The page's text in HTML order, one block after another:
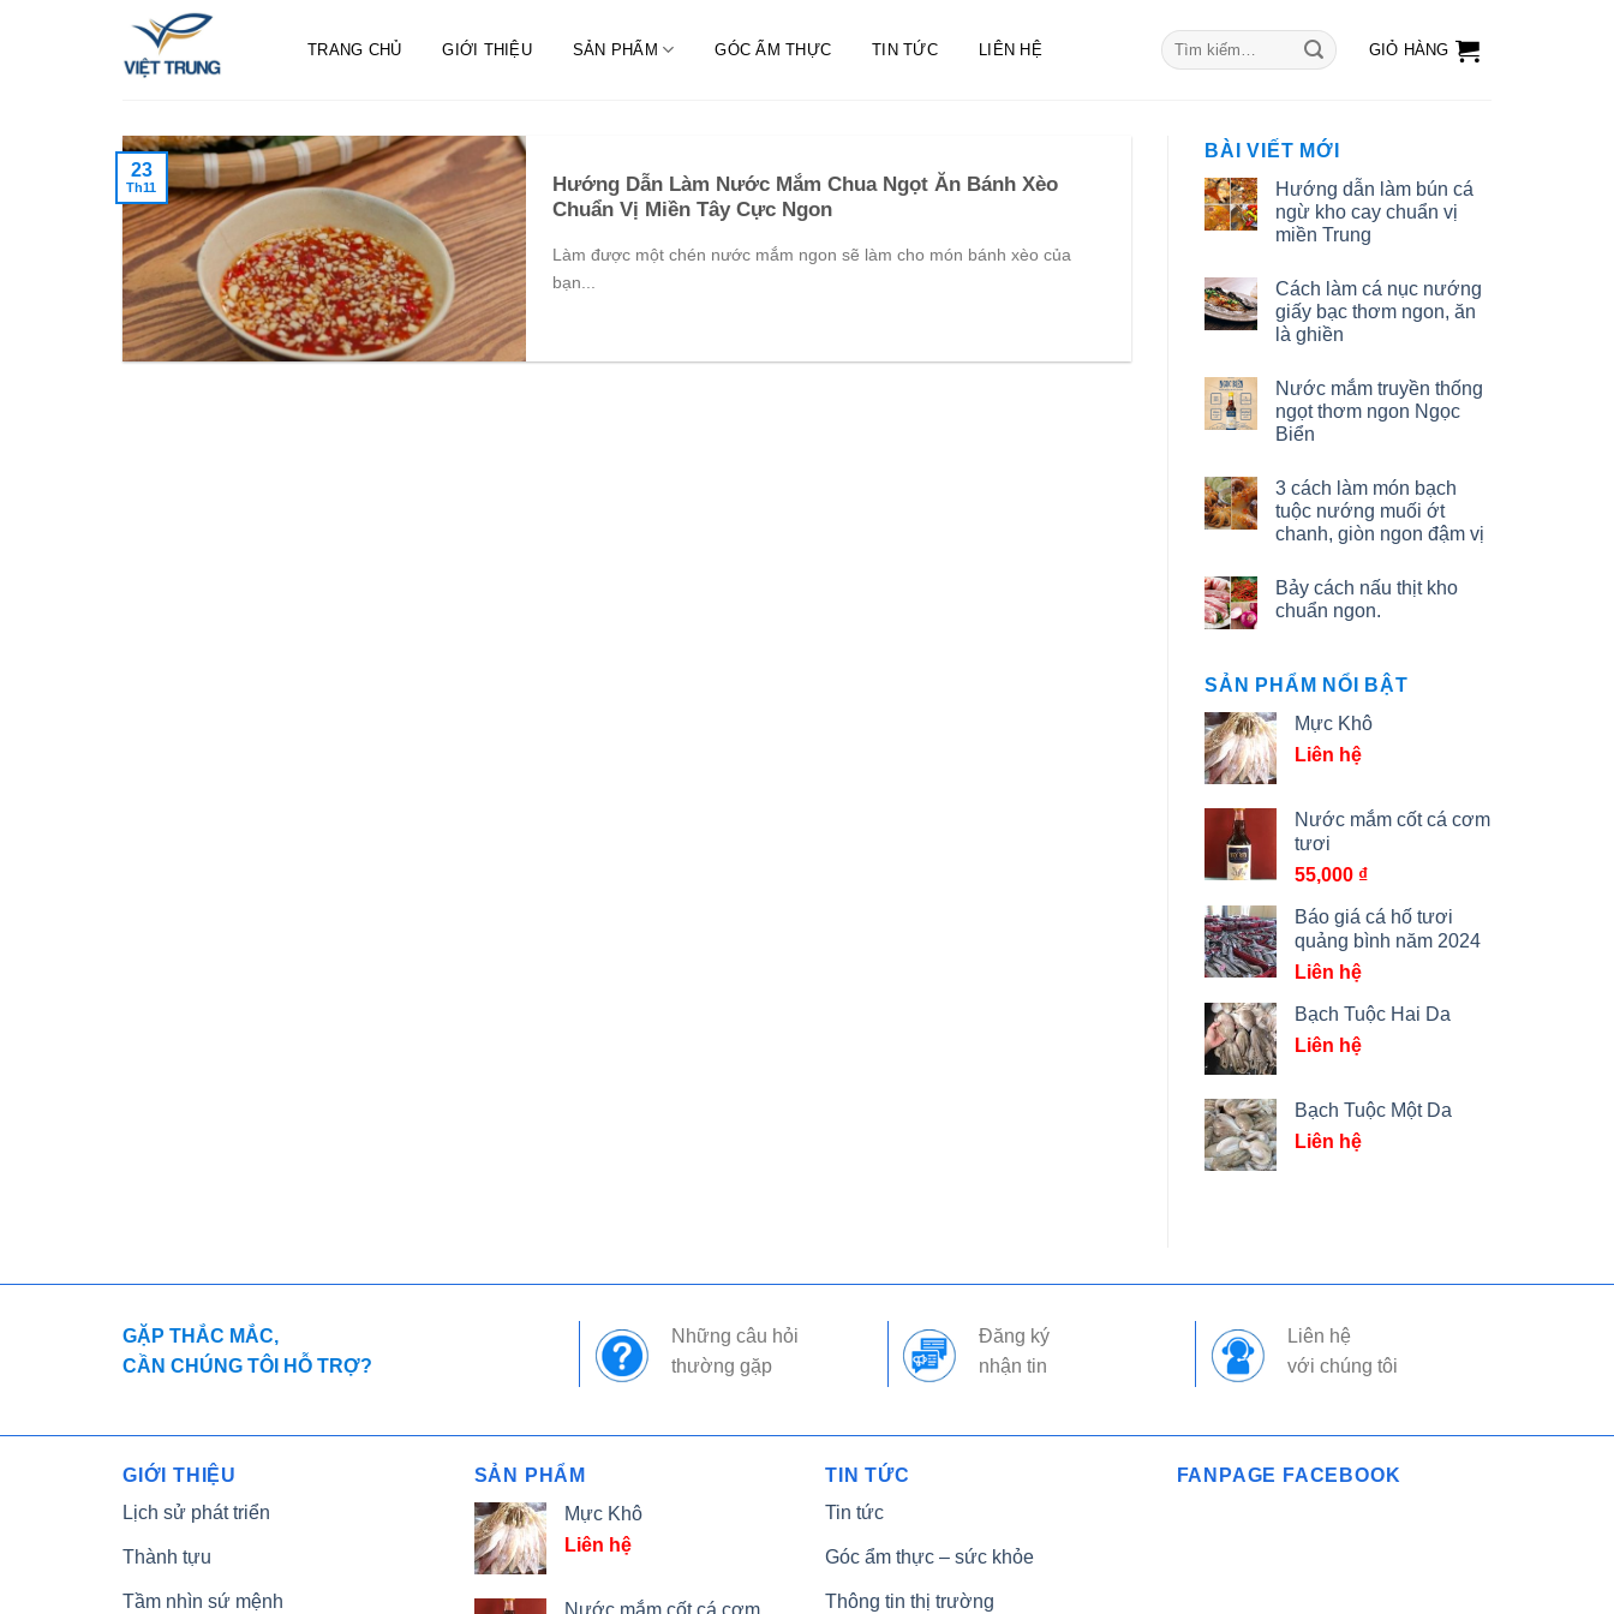
TRANG CHỦ GIỚI THIỆU SẢN PHẨM GÓC ẨM THỰC TIN TỨC LIÊN HỆ
Tìm
kiếm:
GIỎ HÀNG
Hướng Dẫn Làm Nước Mắm Chua Ngọt Ăn Bánh Xèo
Chuẩn Vị Miền Tây Cực Ngon
Làm được một chén nước mắm ngon sẽ làm cho món bánh xèo của
bạn...
23
Th11
BÀI VIẾT MỚI
Hướng dẫn làm bún cá
ngừ kho cay chuẩn vị
miền Trung
Cách làm cá nục nướng
giấy bạc thơm ngon, ăn
là ghiền
Nước mắm truyền thống
ngọt thơm ngon Ngọc
Biển
3 cách làm món bạch
tuộc nướng muối ớt
chanh, giòn ngon đậm vị
Bảy cách nấu thịt kho
chuẩn ngon.
SẢN PHẨM NỔI BẬT
Mực Khô
Liên hệ
Nước mắm cốt cá cơm
tươi
55,000 ₫
Báo giá cá hố tươi
quảng bình năm 2024
Liên hệ
Bạch Tuộc Hai Da
Liên hệ
Bạch Tuộc Một Da
Liên hệ
GẶP THẮC MẮC,
CẦN CHÚNG TÔI HỖ TRỢ?
Những câu hỏi
thường gặp
Đăng ký
nhận tin
Liên hệ
với chúng tôi
GIỚI THIỆU
Lịch sử phát triển
Thành tựu
Tầm nhìn sứ mệnh
SẢN PHẨM
Mực Khô
Liên hệ
Nước mắm cốt cá cơm
TIN TỨC
Tin tức
Góc ẩm thực – sức khỏe
Thông tin thị trường
FANPAGE FACEBOOK